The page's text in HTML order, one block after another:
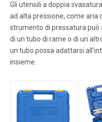
Gli utensili a doppia
ad alta pressione, come aria
strumento di pressatura
di un tubo di rame o di un
un tubo possa adattarsi
insieme.